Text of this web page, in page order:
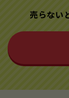
売らない